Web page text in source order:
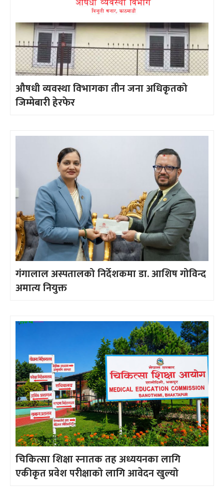
औषधी व्यवस्था विभागका तीन जना अधिकृतको
जिम्मेबारी हेरफेर
गंगालाल अस्पतालको निर्देशकमा डा. आशिष गोविन्द
अमात्य नियुक्त
चिकित्सा शिक्षा स्नातक तह अध्ययनका लागि
एकीकृत प्रवेश परीक्षाको लागि आवेदन खुल्यो